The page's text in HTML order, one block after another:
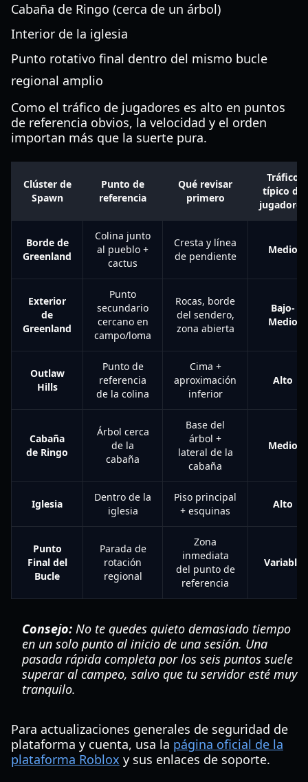
Cabaña de Ringo (cerca de un árbol)
Interior de la iglesia
Punto rotativo final dentro del mismo bucle
regional amplio
Como el tráfico de jugadores es alto en puntos
de referencia obvios, la velocidad y el orden
importan más que la suerte pura.
Clúster de
Spawn
Punto de
referencia
Qué revisar
primero
Tráfico
típico de
jugadores
Borde de
Greenland
Colina junto
al pueblo +
cactus
Cresta y línea
de pendiente
Medio
Exterior
de
Greenland
Punto
secundario
cercano en
campo/loma
Rocas, borde
del sendero,
zona abierta
Bajo-
Medio
Outlaw
Hills
Punto de
referencia
de la colina
Cima +
aproximación
inferior
Alto
Cabaña
de Ringo
Árbol cerca
de la
cabaña
Base del
árbol +
lateral de la
cabaña
Medio
Iglesia
Dentro de la
iglesia
Piso principal
+ esquinas
Alto
Punto
Final del
Bucle
Parada de
rotación
regional
Zona
inmediata
del punto de
referencia
Variable
Consejo: No te quedes quieto demasiado tiempo
en un solo punto al inicio de una sesión. Una
pasada rápida completa por los seis puntos suele
superar al campeo, salvo que tu servidor esté muy
tranquilo.
Para actualizaciones generales de seguridad de
plataforma y cuenta, usa la página oficial de la
plataforma Roblox y sus enlaces de soporte.